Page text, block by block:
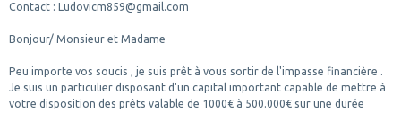
Contact : Ludovicm859@gmail.com
Bonjour/ Monsieur et Madame
Peu importe vos soucis , je suis prêt à vous sortir de l'impasse financière .
Je suis un particulier disposant d'un capital important capable de mettre à
votre disposition des prêts valable de 1000€ à 500.000€ sur une durée